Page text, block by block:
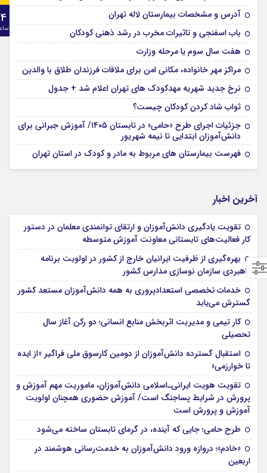
آدرس و مشخصات بیمارستان لاله تهران
باب اسفنجی و تاثیرات مخرب در رشد ذهنی کودکان
هفت سال سوم یا مرحله وزارت
مراکز مهر خانواده، مکانی امن برای ملاقات فرزندان طلاق با والدین
نرخ جدید شهریه مهدکودک های تهران اعلام شد + جدول
ثواب شاد کردن کودکان چیست؟
جزئیات اجرای طرح «حامی» در تابستان ۱۴۰۵/ آموزش جبرانی برای
دانش‌آموزان ابتدایی تا نیمه شهریور
فهرست بیمارستان های مربوط به مادر و کودک در استان تهران
آخرین اخبار
تقویت یادگیری دانش‌آموزان و ارتقای توانمندی معلمان در دستور
کار فعالیت‌های تابستانی معاونت آموزش متوسطه
بهره‌گیری از ظرفیت ایرانیان خارج از کشور در اولویت برنامه
راهبردی سازمان نوسازی مدارس کشور
خدمات تخصصی استعدادپروری به همه دانش‌آموزان مستعد کشور
گسترش می‌یابد
کار تیمی و مدیریت اثربخش منابع انسانی؛ دو رکن آغاز سال
تحصیلی
استقبال گسترده دانش‌آموزان از دومین کارسوق ملی فراگیر «از ایده
تا خوارزمی»
تقویت هویت ایرانی‌ـ‌اسلامی دانش‌آموزان، ماموریت مهم آموزش و
پرورش در شرایط پساجنگ است/ آموزش حضوری همچنان اولویت
آموزش و پرورش است
طرح حامی؛ جایی که آینده، در گرمای تابستان ساخته می‌شود
«خادم»؛ دروازه ورود دانش‌آموزان به خدمت‌رسانی هوشمند در
اربعین